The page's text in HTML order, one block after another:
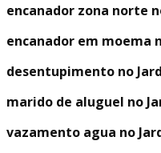
encanador zona norte
encanador em moema
desentupimento no
marido de aluguel no
vazamento agua no